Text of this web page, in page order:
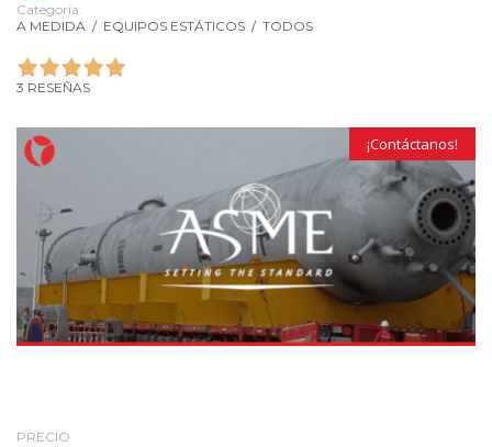
Categoría:
A MEDIDA / EQUIPOS ESTÁTICOS / TODOS
3 RESEÑAS
¡Contáctanos!
PRECIO